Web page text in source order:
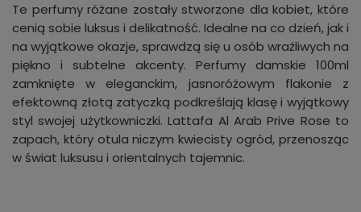
Te perfumy różane zostały stworzone dla kobiet, które
cenią sobie luksus i delikatność. Idealne na co dzień, jak i
na wyjątkowe okazje, sprawdzą się u osób wrażliwych na
piękno i subtelne akcenty. Perfumy damskie 100ml
zamknięte w eleganckim, jasnoróżowym flakonie z
efektowną złotą zatyczką podkreślają klasę i wyjątkowy
styl swojej użytkowniczki. Lattafa Al Arab Prive Rose to
zapach, który otula niczym kwiecisty ogród, przenosząc
w świat luksusu i orientalnych tajemnic.